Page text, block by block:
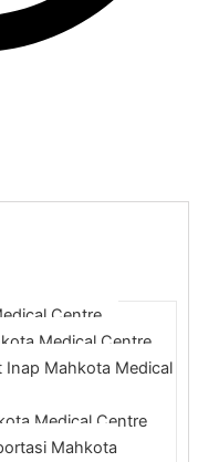
Centre
Medical Centre
Inap Mahkota Medical
Medical Centre
Mahkota